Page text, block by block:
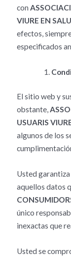
con
VIURE EN
efectos,
especificados
El sitio web y
obstante,
USUARIS
algunos de los
Usted
aquellos datos
único
inexactas que
Usted se